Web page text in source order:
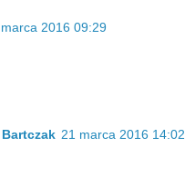
2016 09:29
21 marca 2016 14:02